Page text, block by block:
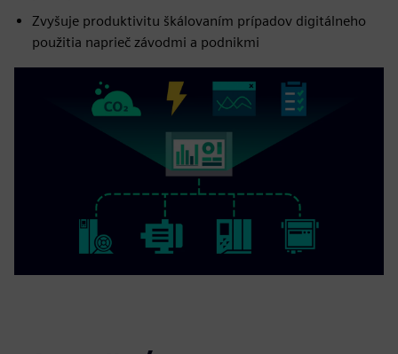
Zvyšuje produktivitu škálovaním prípadov digitálneho
použitia naprieč závodmi a podnikmi